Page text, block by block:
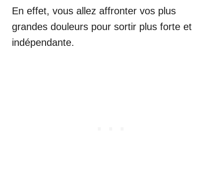
En effet, vous allez affronter vos plus
grandes douleurs pour sortir plus forte et
indépendante.